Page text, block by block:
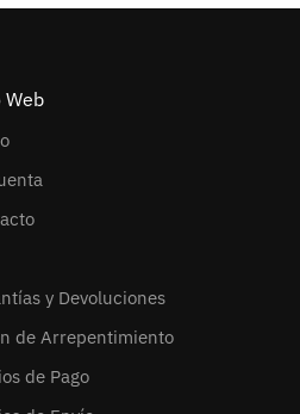
Web
y Devoluciones
de Arrepentimiento
de Pago